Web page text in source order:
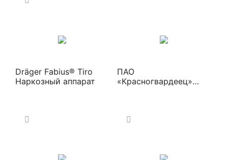
Dräger Fabius® Tiro
Наркозный аппарат
ПАО
«Красногвардеец»
электронным